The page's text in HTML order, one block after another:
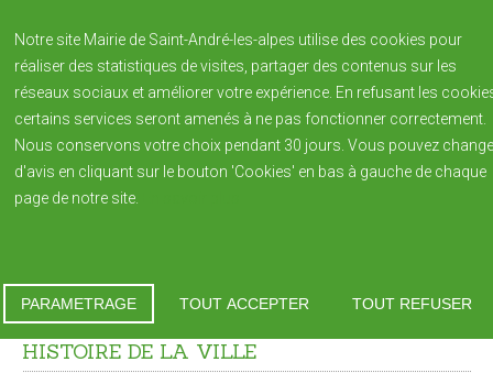
Histoire de la Ville
Patrimoine
Vous êtes ici :Accueil
HISTOIRE DE LA VILLE
Notre site Mairie de Saint-André-les-alpes utilise des cookies pour
réaliser des statistiques de visites, partager des contenus sur les
réseaux sociaux et améliorer votre expérience. En refusant les
certains services seront amenés à ne pas fonctionner correctement.
Nous conservons votre choix pendant 30 jours. Vous pouvez
d'avis en cliquant sur le bouton 'Cookies' en bas à gauche de chaque
page de notre site.
PARAMETRAGE TOUT ACCEPTER TOUT REFUSER